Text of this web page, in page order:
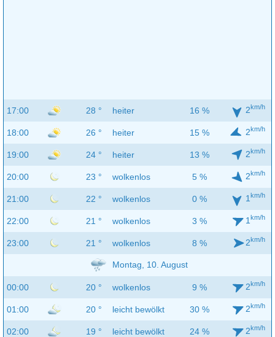
17:00 28 ° heiter 16 % 2km/h
18:00 26 ° heiter 15 % 2km/h
19:00 24 ° heiter 13 % 2km/h
20:00 23 ° wolkenlos 5 % 2km/h
21:00 22 ° wolkenlos 0 % 1 km/h
22:00 21 ° wolkenlos 3 % 1 km/h
23:00 21 ° wolkenlos 8 % 2km/h
Montag, 10. August
00:00 20 ° wolkenlos 9 % 2km/h
01:00 20 ° leicht bewölkt 30 % 2km/h
02:00 19 ° leicht bewölkt 24 % 2km/h